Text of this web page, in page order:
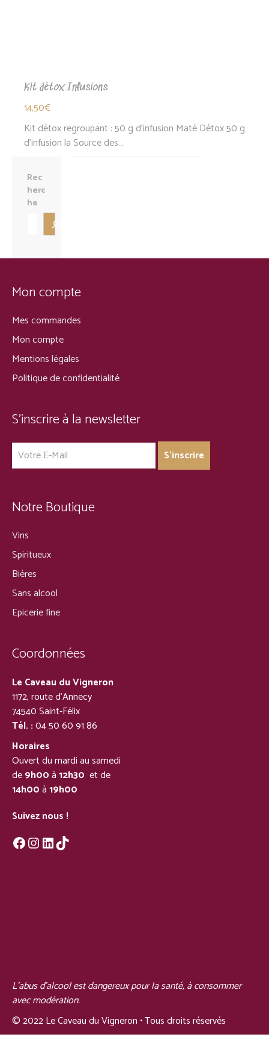
Kit détox Infusions
14,50€
Kit détox regroupant : 50 g d'infusion Maté Détox 50 g
d'infusion la Source des…
Rec
herc
he
Mon compte
Mes commandes
Mon compte
Mentions légales
Politique de confidentialité
S’inscrire à la newsletter
Notre Boutique
Vins
Spiritueux
Bières
Sans alcool
Epicerie fine
Coordonnées
Le Caveau du Vigneron
1172, route d’Annecy
74540 Saint-Félix
Tél. :04 50 60 91 86
Horaires
Ouvert du mardi au samedi
de9h00à12h30 et de
14h00à19h00
Suivez nous !
Facebook
Instagram
LinkedIn
TikTok
L'abus d'alcool est dangereux pour la santé, à consommer
avec modération.
© 2022 Le Caveau du Vigneron • Tous droits réservés